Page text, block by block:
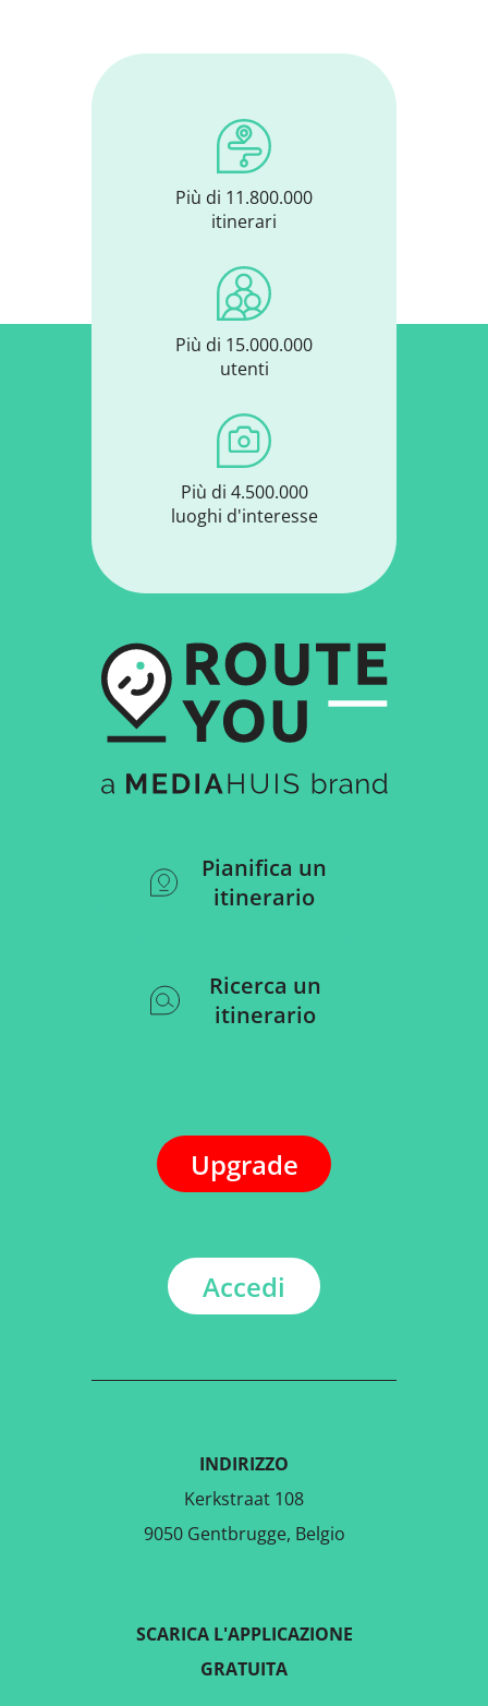
Più di 11.800.000
itinerari
Più di 15.000.000
utenti
Più di 4.500.000
luoghi d'interesse
Pianifica un
itinerario
Ricerca un
itinerario
Upgrade
Accedi
INDIRIZZO
Kerkstraat 108
9050 Gentbrugge, Belgio
SCARICA L'APPLICAZIONE
GRATUITA